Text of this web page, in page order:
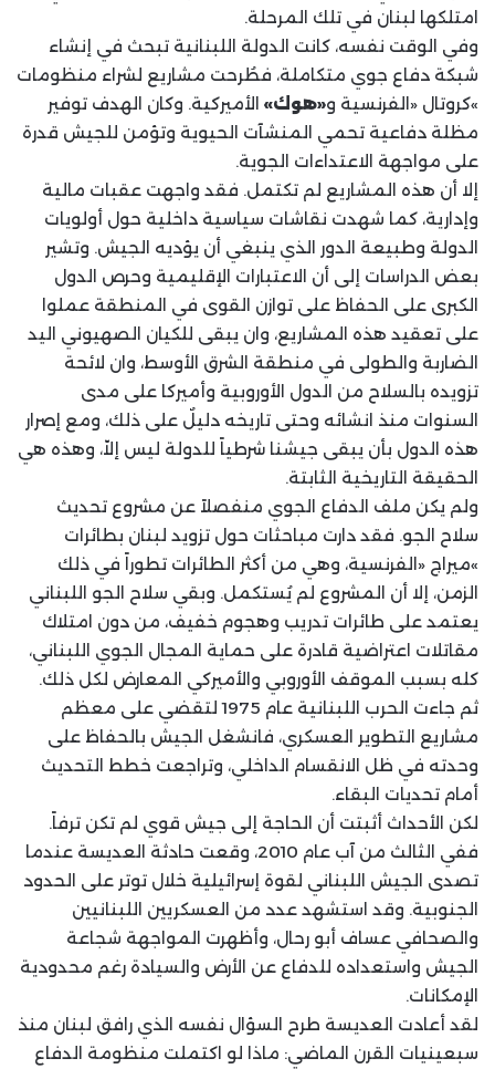
امتلكها لبنان في تلك المرحلة‎.‎
وفي الوقت نفسه، كانت الدولة اللبنانية تبحث في إنشاء
شبكة دفاع جوي متكاملة، فطُرحت ‏مشاريع لشراء منظومات
«هوك» الأميركية. وكان الهدف توفير
‏مظلة دفاعية تحمي المنشآت الحيوية وتؤمن للجيش قدرة
على مواجهة الاعتداءات الجوية‎.‎
إلا أن هذه المشاريع لم تكتمل. فقد واجهت عقبات مالية
وإدارية، كما شهدت نقاشات سياسية ‏داخلية حول أولويات
الدولة وطبيعة الدور الذي ينبغي أن يؤديه الجيش. وتشير
بعض الدراسات ‏إلى أن الاعتبارات الإقليمية وحرص الدول
الكبرى على الحفاظ على توازن القوى في المنطقة ‏عملوا
على تعقيد هذه المشاريع، وان يبقى للكيان الصهيوني اليد
الضاربة والطولى في منطقة ‏الشرق الأوسط، وان لائحة
تزويده بالسلاح من الدول الأوروبية وأميركا على مدى
السنوات منذ ‏انشائه وحتى تاريخه دليلٌ على ذلك، ومع إصرار
هذه الدول بأن يبقى جيشنا شرطياً للدولة ليس ‏إلاّ، وهذه هي
الحقيقة التاريخية الثابتة.‏
ولم يكن ملف الدفاع الجوي منفصلاً عن مشروع تحديث
سلاح الجو. فقد دارت مباحثات حول ‏تزويد لبنان بطائرات
‏‎«‎ميراج‎» ‎الفرنسية، وهي من أكثر الطائرات تطوراً في ذلك
الزمن، إلا أن ‏المشروع لم يُستكمل. وبقي سلاح الجو اللبناني
يعتمد على طائرات تدريب وهجوم خفيف، من ‏دون امتلاك
مقاتلات اعتراضية قادرة على حماية المجال الجوي اللبناني،
كله بسبب الموقف ‏الأوروبي والأميركي المعارض لكل ذلك.‏
ثم جاءت الحرب اللبنانية عام 1975 لتقضي على معظم
مشاريع التطوير العسكري، فانشغل ‏الجيش بالحفاظ على
وحدته في ظل الانقسام الداخلي، وتراجعت خطط التحديث
أمام تحديات ‏البقاء‎.‎
لكن الأحداث أثبتت أن الحاجة إلى جيش قوي لم تكن ترفاً.
ففي الثالث من آب عام 2010، ‏وقعت حادثة العديسة عندما
تصدى الجيش اللبناني لقوة إسرائيلية خلال توتر على الحدود
‏الجنوبية. وقد استشهد عدد من العسكريين اللبنانيين
والصحافي عساف أبو رحال، وأظهرت ‏المواجهة شجاعة
الجيش واستعداده للدفاع عن الأرض والسيادة رغم محدودية
الإمكانات‎.‎
لقد أعادت العديسة طرح السؤال نفسه الذي رافق لبنان منذ
سبعينيات القرن الماضي: ماذا لو ‏اكتملت منظومة الدفاع